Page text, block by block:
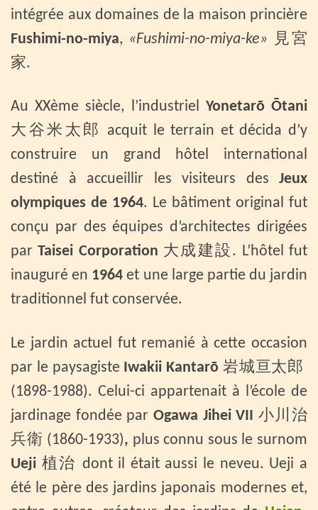
intégrée aux domaines de la maison princière
Fushimi-no-miya, «Fushimi-no-miya-ke» 見宮
家.
Au XXème siècle, l’industriel Yonetarō Ōtani
大谷米太郎 acquit le terrain et décida d’y
construire un grand hôtel international
destiné à accueillir les visiteurs des Jeux
olympiques de 1964. Le bâtiment original fut
conçu par des équipes d’architectes dirigées
parTaisei Corporation 大成建設. L’hôtel fut
inauguré en 1964 et une large partie du jardin
traditionnel fut conservée.
Le jardin actuel fut remanié à cette occasion
par le paysagiste Iwakii Kantarō 岩城亘太郎
(1898-1988). Celui-ci appartenait à l’école de
jardinage fondée par Ogawa Jihei VII 小川治
兵衛 (1860-1933), plus connu sous le surnom
Ueji 植治 dont il était aussi le neveu. Ueji a
été le père des jardins japonais modernes et,